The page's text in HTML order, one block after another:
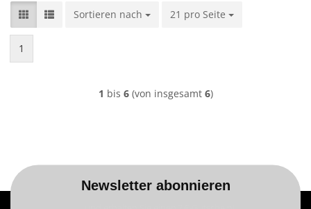
Sortieren nach
Sortieren nach 21 pro Seite
pro Seite
1
1 bis 6(von insgesamt 6)
Newsletter abonnieren